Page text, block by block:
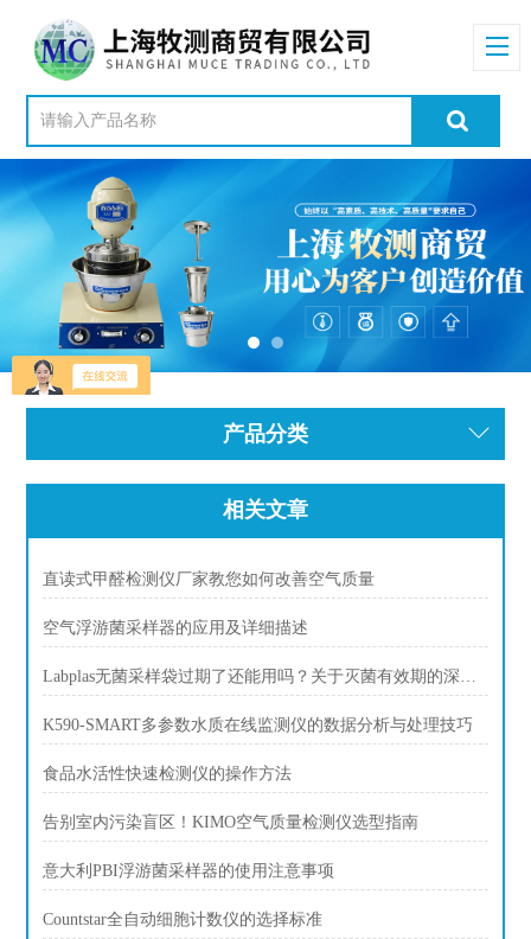
产品分类
相关文章
直读式甲醛检测仪厂家教您如何改善空气质量
空气浮游菌采样器的应用及详细描述
Labplas无菌采样袋过期了还能用吗？关于灭菌有效期的深度解答
K590-SMART多参数水质在线监测仪的数据分析与处理技巧
食品水活性快速检测仪的操作方法
告别室内污染盲区！KIMO空气质量检测仪选型指南
意大利PBI浮游菌采样器的使用注意事项
Countstar全自动细胞计数仪的选择标准